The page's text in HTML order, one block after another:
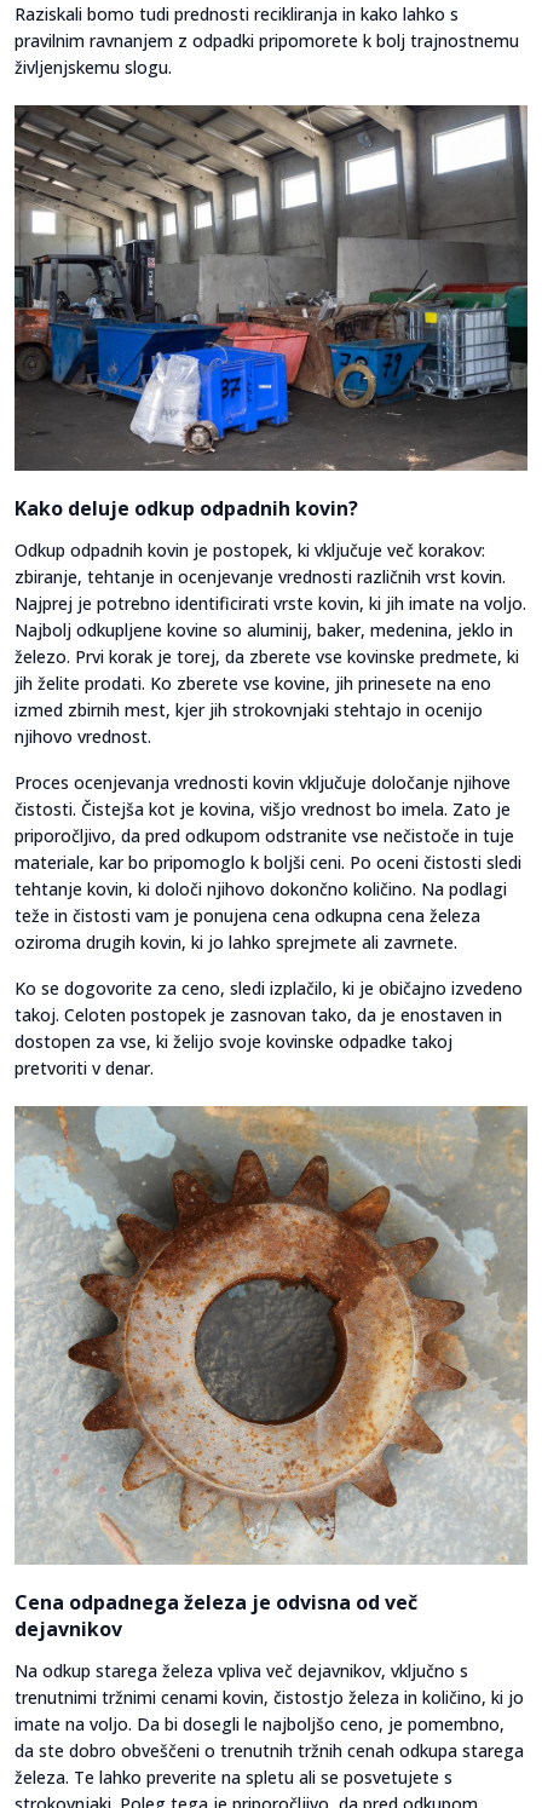
Raziskali bomo tudi prednosti recikliranja in kako lahko s
pravilnim ravnanjem z odpadki pripomorete k bolj trajnostnemu
življenjskemu slogu.
Kako deluje odkup odpadnih kovin?
Odkup odpadnih kovin je postopek, ki vključuje več korakov:
zbiranje, tehtanje in ocenjevanje vrednosti različnih vrst kovin.
Najprej je potrebno identificirati vrste kovin, ki jih imate na voljo.
Najbolj odkupljene kovine so aluminij, baker, medenina, jeklo in
železo. Prvi korak je torej, da zberete vse kovinske predmete, ki
jih želite prodati. Ko zberete vse kovine, jih prinesete na eno
izmed zbirnih mest, kjer jih strokovnjaki stehtajo in ocenijo
njihovo vrednost.
Proces ocenjevanja vrednosti kovin vključuje določanje njihove
čistosti. Čistejša kot je kovina, višjo vrednost bo imela. Zato je
priporočljivo, da pred odkupom odstranite vse nečistoče in tuje
materiale, kar bo pripomoglo k boljši ceni. Po oceni čistosti sledi
tehtanje kovin, ki določi njihovo dokončno količino. Na podlagi
teže in čistosti vam je ponujena cena odkupna cena železa
oziroma drugih kovin, ki jo lahko sprejmete ali zavrnete.
Ko se dogovorite za ceno, sledi izplačilo, ki je običajno izvedeno
takoj. Celoten postopek je zasnovan tako, da je enostaven in
dostopen za vse, ki želijo svoje kovinske odpadke takoj
pretvoriti v denar.
Cena odpadnega železa je odvisna od več
dejavnikov
Na odkup starega železa vpliva več dejavnikov, vključno s
trenutnimi tržnimi cenami kovin, čistostjo železa in količino, ki jo
imate na voljo. Da bi dosegli le najboljšo ceno, je pomembno,
da ste dobro obveščeni o trenutnih tržnih cenah odkupa starega
železa. Te lahko preverite na spletu ali se posvetujete s
strokovnjaki. Poleg tega je priporočljivo, da pred odkupom